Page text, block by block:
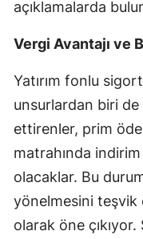
açıklamalarda
Vergi Avantajı ve
Yatırım fonlu
unsurlardan biri
ettirenler, prim
matrahında
olacaklar. Bu
yönelmesini
olarak öne